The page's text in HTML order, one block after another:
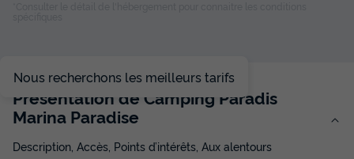
du19/09/2026au26/09/2026
Meilleur prix pour 7 nuits
Modifier les dates
277 €
Nous recherchons les meilleurs tarifs
Présentation de Camping Paradis
Marina Paradise
Description, Accès, Points d’intérêts, Aux alentours